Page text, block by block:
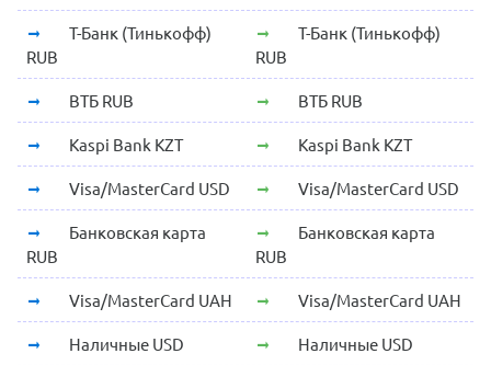
Т-Банк (Тинькофф)
RUB
Т-Банк (Тинькофф)
RUB
ВТБ RUB ВТБ RUB
Kaspi Bank KZT Kaspi Bank KZT
Visa/MasterCard USD Visa/MasterCard USD
Банковская карта
RUB
Банковская карта
RUB
Visa/MasterCard UAH Visa/MasterCard UAH
Наличные USD Наличные USD